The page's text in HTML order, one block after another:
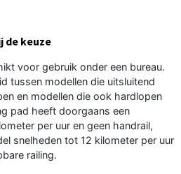
de keuze
voor gebruik onder een bureau.
tussen modellen die uitsluitend
en modellen die ook hardlopen
pad heeft doorgaans een
per uur en geen handrail,
snelheden tot 12 kilometer per uur
railing.